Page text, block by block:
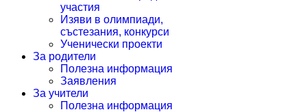
участия
Изяви в олимпиади,
състезания, конкурси
Ученически проекти
За родители
Полезна информация
Заявления
За учители
Полезна информация